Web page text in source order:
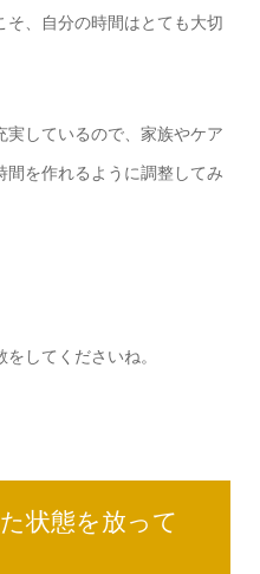
、自分の時間はとても大切
しているので、家族やケア
を作れるように調整してみ
してくださいね。
状態を放って